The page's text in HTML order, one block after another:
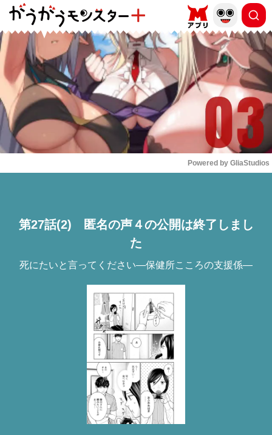
もっと読む
Powered by GliaStudios
第27話(2) 匿名の声４の公開は終了しまし
た
死にたいと言ってください―保健所こころの支援係―